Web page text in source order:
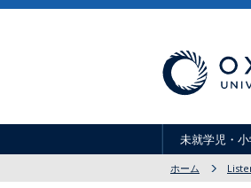
未就学児・
ホーム